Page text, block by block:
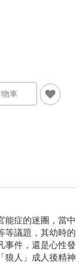
能症的迷團，當中
等議題，其幼時的
事件，還是心性發
狼人」成人後精神